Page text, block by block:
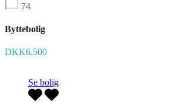
74
Byttebolig
DKK6.500
Se bolig